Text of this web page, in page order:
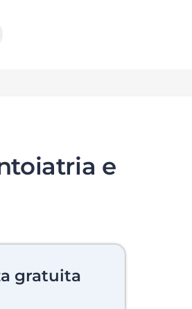
e
gratuita